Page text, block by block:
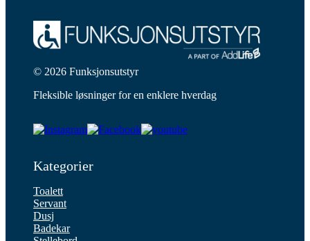
© 2026 Funksjonsutstyr
Fleksible løsninger for en enklere hverdag
Kategorier
Toalett
Servant
Dusj
Badekar